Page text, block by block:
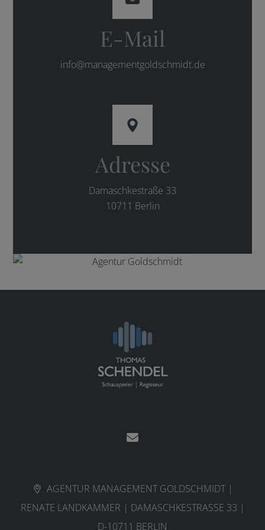
E-Mail
info@managementgoldschmidt.de
Adresse
Damaschkestraße 33
10711 Berlin
AGENTUR MANAGEMENT GOLDSCHMIDT |
RENATE LANDKAMMER | DAMASCHKESTRASSE 33 |
D-10711 BERLIN